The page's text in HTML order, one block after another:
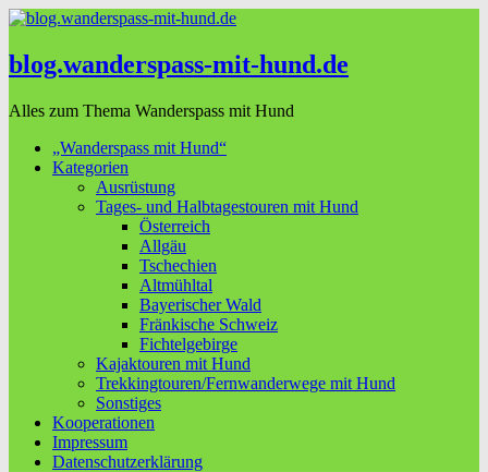
blog.wanderspass-mit-hund.de
Alles zum Thema Wanderspass mit Hund
„Wanderspass mit Hund“
Kategorien
Ausrüstung
Tages- und Halbtagestouren mit Hund
Österreich
Allgäu
Tschechien
Altmühltal
Bayerischer Wald
Fränkische Schweiz
Fichtelgebirge
Kajaktouren mit Hund
Trekkingtouren/Fernwanderwege mit Hund
Sonstiges
Kooperationen
Impressum
Datenschutzerklärung